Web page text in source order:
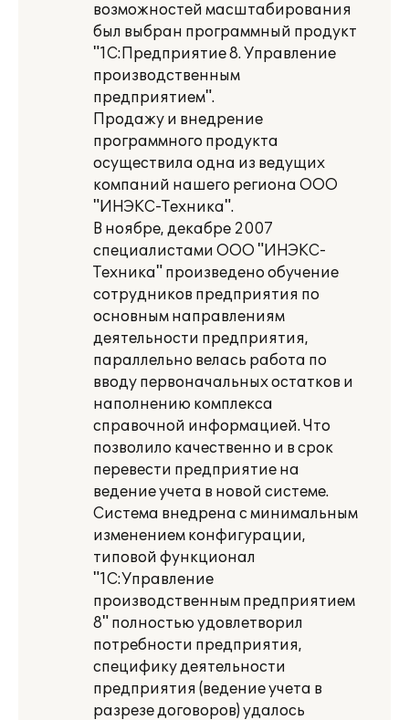
возможностей масштабирования
был выбран программный продукт
"1С:Предприятие 8. Управление
производственным
предприятием".
Продажу и внедрение
программного продукта
осуществила одна из ведущих
компаний нашего региона ООО
"ИНЭКС-Техника".
В ноябре, декабре 2007
специалистами ООО "ИНЭКС-
Техника" произведено обучение
сотрудников предприятия по
основным направлениям
деятельности предприятия,
параллельно велась работа по
вводу первоначальных остатков и
наполнению комплекса
справочной информацией. Что
позволило качественно и в срок
перевести предприятие на
ведение учета в новой системе.
Система внедрена с минимальным
изменением конфигурации,
типовой функционал
"1С:Управление
производственным предприятием
8" полностью удовлетворил
потребности предприятия,
специфику деятельности
предприятия (ведение учета в
разрезе договоров) удалось